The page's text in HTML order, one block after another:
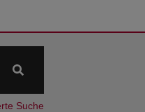
Suche